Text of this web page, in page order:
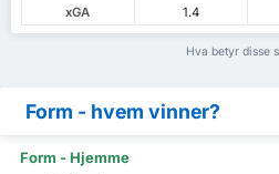
xGA
1.4
Hva betyr disse
Form - hvem vinner?
Form - Hjemme